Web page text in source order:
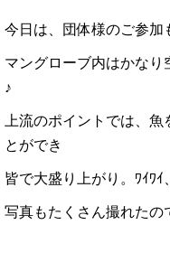
今日は、団体様のご参加
マングローブ内はかなり
♪
上流のポイントでは、
とができ
皆で大盛り上がり。ﾜｲﾜｲ
写真もたくさん撮れたの